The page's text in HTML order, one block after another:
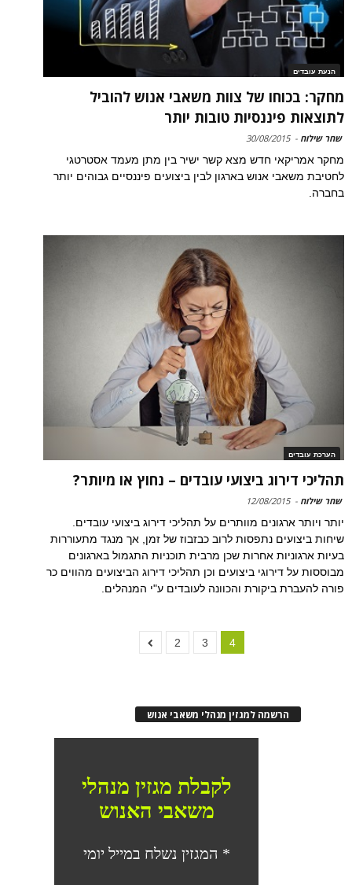
הנעת עובדים
מחקר: בכוחו של צוות משאבי אנוש להוביל
לתוצאות פיננסיות טובות יותר
שחר שילוח -
30/08/2015
מחקר אמריקאי חדש מצא קשר ישיר בין מתן מעמד אסטרטגי
לחטיבת משאבי אנוש בארגון לבין ביצועים פיננסיים גבוהים יותר
בחברה.
הערכת עובדים
תהליכי דירוג ביצועי עובדים – נחוץ או מיותר?
שחר שילוח -
12/08/2015
יותר ויותר ארגונים מוותרים על תהליכי דירוג ביצועי עובדים.
שיחות ביצועים נתפסות לרוב כבזבוז של זמן, אך מנגד מתעוררות
בעיות ארגוניות אחרות שכן מרבית תוכניות התגמול בארגונים
מבוססות על דירוגי ביצועים וכן תהליכי דירוג הביצועים מהווים כר
פורה להעברת ביקורת והכוונה לעובדים ע"י המנהלים.
2 3 4
הרשמה למגזין מנהלי משאבי אנוש